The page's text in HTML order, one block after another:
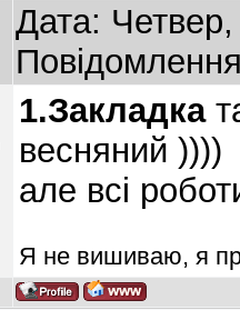
Дата:
1.Закладка
весняний ))))
але всі
Я не вишиваю, я